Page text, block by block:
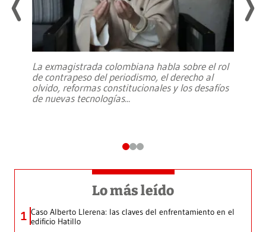
La exmagistrada colombiana habla sobre el rol
de contrapeso del periodismo, el derecho al
olvido, reformas constitucionales y los desafíos
de nuevas tecnologías...
Lo más leído
1 Caso Alberto Llerena: las claves del enfrentamiento en el
edificio Hatillo